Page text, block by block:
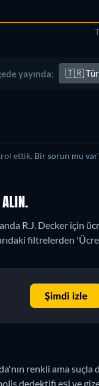
yayında: 🇹🇷
ettik. Bir sorun mu
ALIN.
R.J. Decker için
filtrelerden
renkli ama suçla
dedektifi eşi ve